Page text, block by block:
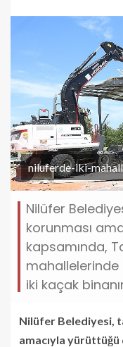
niluferde-iki-
Nilüfer
korunması
kapsamında,
iki kaçak
Nilüfer Belediyesi,
amacıyla yürüttüğü